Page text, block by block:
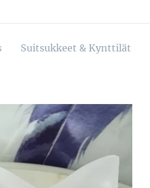
Suitsukkeet & Kynttilät